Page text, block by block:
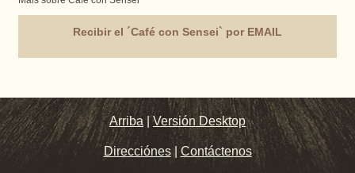
Recibir el ´Café con Sensei` por EMAIL
Arriba |Versión Desktop
Direcciónes| Contáctenos